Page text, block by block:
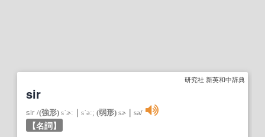
研究社 新英和中辞典
sir
sir /(強形) sˈɚː sˈəː; (弱形) sɚ sə/
【名詞】